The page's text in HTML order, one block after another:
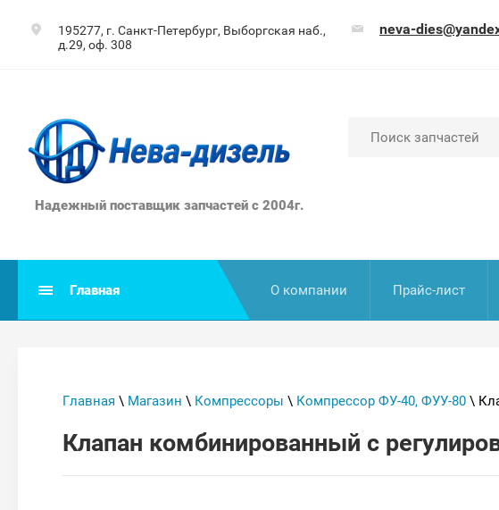
195277, г. Санкт-Петербург, Выборгская наб.,
д.29, оф. 308
neva-
Надежный поставщик запчастей с 2004г.
Главная О компании Прайс-лист
Главная \ Магазин \ Компрессоры \ Компрессор ФУ-40, ФУУ-80 \
Клапан комбинированный с